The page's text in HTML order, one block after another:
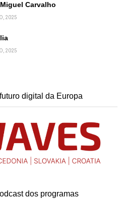
Carvalho
2025
2025
digital da Europa
dos programas